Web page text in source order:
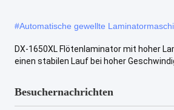
#Automatische gewellte
DX-1650XL Flötenlaminator mit hoher
einen stabilen Lauf bei hoher
Besuchernachrichten